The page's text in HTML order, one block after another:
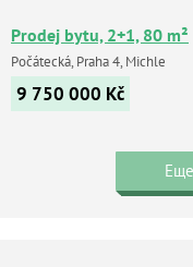
Prodej bytu, 2+1, 80 m²
Počátecká, Praha 4, Michle
9 750 000 Kč